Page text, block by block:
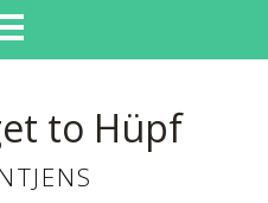
to Hüpf